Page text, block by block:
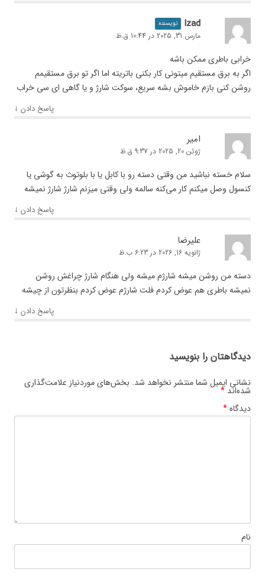
Izad نویسنده
مارس 31, 2025 در 10:44 ق.ظ
خرابی باطری ممکن باشه
اگر به برق مستقیم میتونی کار بکنی باتریته اما اگر تو برق مستقیمم
روشن کنی بازم خاموش بشه سریع، سوکت شارژ و یا گاهی ای سی خراب
پاسخ دادن ↓
امیر
ژوئن 20, 2025 در 9:37 ق.ظ
سلام خسته نباشید من وقتی دسته رو با کابل یا با بلوتوث به گوشی یا
کنسول وصل میکنم کار می‌کنه سالمه ولی وقتی میزنم شارژ شارژ نمیشه
پاسخ دادن ↓
علیرضا
ژانویه 16, 2026 در 6:23 ب.ظ
دسته من روشن میشه شارژم میشه ولی هنگام شارژ چراغش روشن
نمیشه باطری هم عوض کردم فلت شارژم عوض کردم بنظرتون از چیشه
پاسخ دادن ↓
دیدگاهتان را بنویسید
نشانی ایمیل شما منتشر نخواهد شد. بخش‌های موردنیاز علامت‌گذاری
شده‌اند*
دیدگاه*
نام